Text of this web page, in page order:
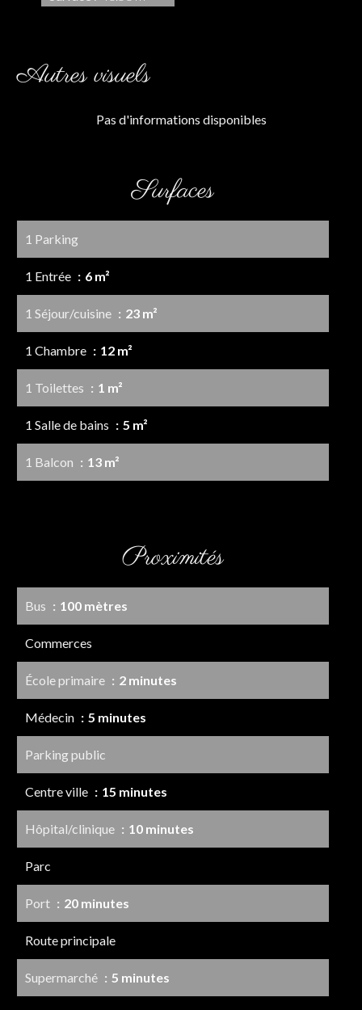
Autres visuels
Pas d'informations disponibles
Surfaces
1 Parking
1 Entrée 6 m²
1 Séjour/cuisine 23 m²
1 Chambre 12 m²
1 Toilettes 1 m²
1 Salle de bains 5 m²
1 Balcon 13 m²
Proximités
Bus 100 mètres
Commerces
École primaire 2 minutes
Médecin 5 minutes
Parking public
Centre ville 15 minutes
Hôpital/clinique 10 minutes
Parc
Port 20 minutes
Route principale
Supermarché 5 minutes